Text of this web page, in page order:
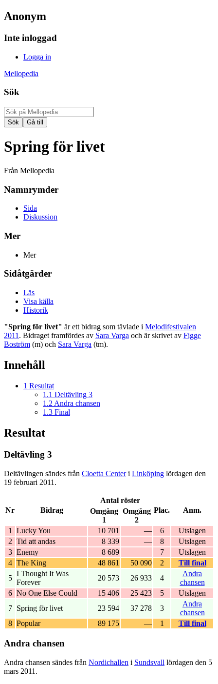
Anonym
Inte inloggad
Logga in
Mellopedia
Sök
Spring för livet
Från Mellopedia
Namnrymder
Sida
Diskussion
Mer
Mer
Sidåtgärder
Läs
Visa källa
Historik
"Spring för livet" är ett bidrag som tävlade i Melodifestivalen
2011 . Bidraget framfördes av Sara Varga och är skrivet av Figge
Boström (m) och Sara Varga (tm).
Innehåll
1 Resultat
1.1 Deltävling 3
1.2 Andra chansen
1.3 Final
Resultat
Deltävling 3
Deltävlingen sändes från Cloetta Centeri Linköping lördagen den
19 februari 2011.
Nr Bidrag
Antal röster
Plac.
Anm.
Omgång
1
Omgång
2
1
Lucky You 10 701 — 6
Utslagen
2 Tid att andas 8 339 — 8
Utslagen
3 Enemy 8 689 — 7
Utslagen
4 The King 48 861 50 090 2
Till final
5
I Thought It Was
Forever
20 573 26 933 4
Andra
chansen
6 No One Else Could 15 406 25 423 5
Utslagen
7
Spring för livet 23 594 37 278 3
Andra
chansen
8 Popular 89 175 — 1 Till final
Andra chansen
Andra chansen sändes från Nordichallen i Sundsvall lördagen den 5
mars 2011.